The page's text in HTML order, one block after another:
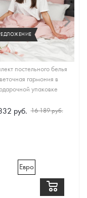
постельного белья
гармония в
упаковке
руб. 16 189 руб.
Евро